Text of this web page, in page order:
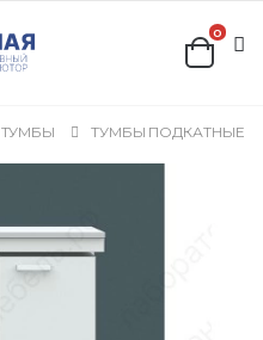
0
ТУМБЫ ТУМБЫ ПОДКАТНЫЕ